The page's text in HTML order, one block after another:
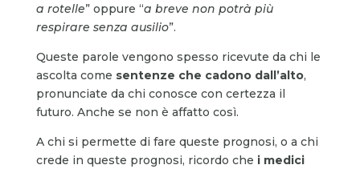
a rotelle” oppure “a breve non potrà più
respirare senza ausilio”.
Queste parole vengono spesso ricevute da chi le
ascolta come sentenze che cadono dall’alto,
pronunciate da chi conosce con certezza il
futuro. Anche se non è affatto così.
A chi si permette di fare queste prognosi, o a chi
crede in queste prognosi, ricordo che i medici